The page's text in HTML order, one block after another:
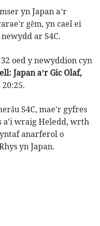
yn Japan a’r
gêm, yn cael ei
ar S4C.
oed y newyddion cyn
Japan a’r Gic Olaf,
S4C, mae'r gyfres
a'i wraig Heledd, wrth
anarferol o
yn Japan.